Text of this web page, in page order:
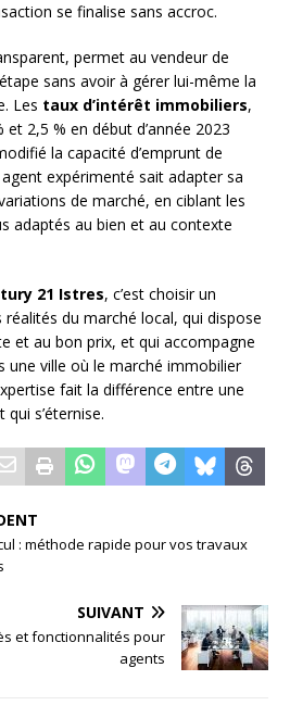
se finalise sans accroc.
permet au vendeur de
sans avoir à gérer lui-même la
Les taux d’intérêt immobiliers,
2,5 % en début d’année 2023
la capacité d’emprunt de
expérimenté sait adapter sa
de marché, en ciblant les
adaptés au bien et au contexte
21 Istres, c’est choisir un
du marché local, qui dispose
et au bon prix, et qui accompagne
une ville où le marché immobilier
fait la différence entre une
s’éternise.
: méthode rapide pour vos travaux
SUIVANT
et fonctionnalités pour
agents